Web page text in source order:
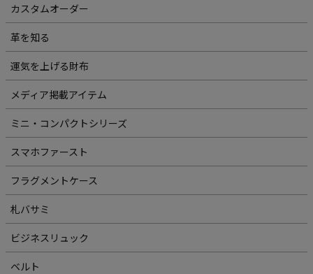
カスタムオーダー
革を知る
運気を上げる財布
メディア掲載アイテム
ミニ・コンパクトシリーズ
スマホファースト
フラグメントケース
札バサミ
ビジネスリュック
ベルト